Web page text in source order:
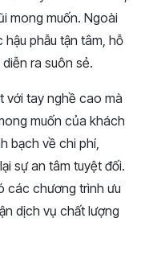
mong muốn. Ngoài
phẫu tận tâm, hỗ
ra suôn sẻ.
với tay nghề cao mà
muốn của khách
bạch về chi phí,
sự an tâm tuyệt đối.
các chương trình ưu
dịch vụ chất lượng